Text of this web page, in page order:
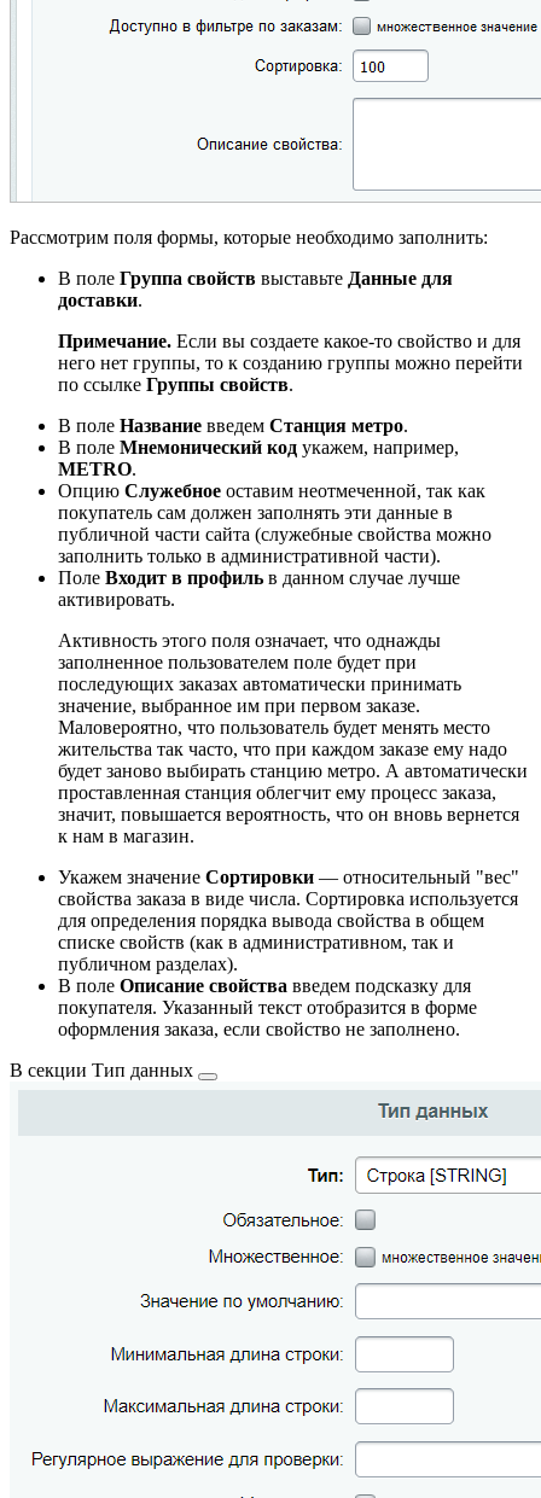
Рассмотрим поля формы, которые необходимо заполнить:
В поле Группа свойств выставьте Данные для
доставки.
Примечание. Если вы создаете какое-то свойство и для
него нет группы, то к созданию группы можно перейти
по ссылке Группы свойств.
В поле Название введем Станция метро.
В поле Мнемонический код укажем, например,
METRO.
Опцию Служебное оставим неотмеченной, так как
покупатель сам должен заполнять эти данные в
публичной части сайта (служебные свойства можно
заполнить только в административной части).
Поле Входит в профиль в данном случае лучше
активировать.
Активность этого поля означает, что однажды
заполненное пользователем поле будет при
последующих заказах автоматически принимать
значение, выбранное им при первом заказе.
Маловероятно, что пользователь будет менять место
жительства так часто, что при каждом заказе ему надо
будет заново выбирать станцию метро. А автоматически
проставленная станция облегчит ему процесс заказа,
значит, повышается вероятность, что он вновь вернется
к нам в магазин.
Укажем значение Сортировки — относительный "вес"
свойства заказа в виде числа. Сортировка используется
для определения порядка вывода свойства в общем
списке свойств (как в административном, так и
публичном разделах).
В поле Описание свойства введем подсказку для
покупателя. Указанный текст отобразится в форме
оформления заказа, если свойство не заполнено.
В секции Тип данных